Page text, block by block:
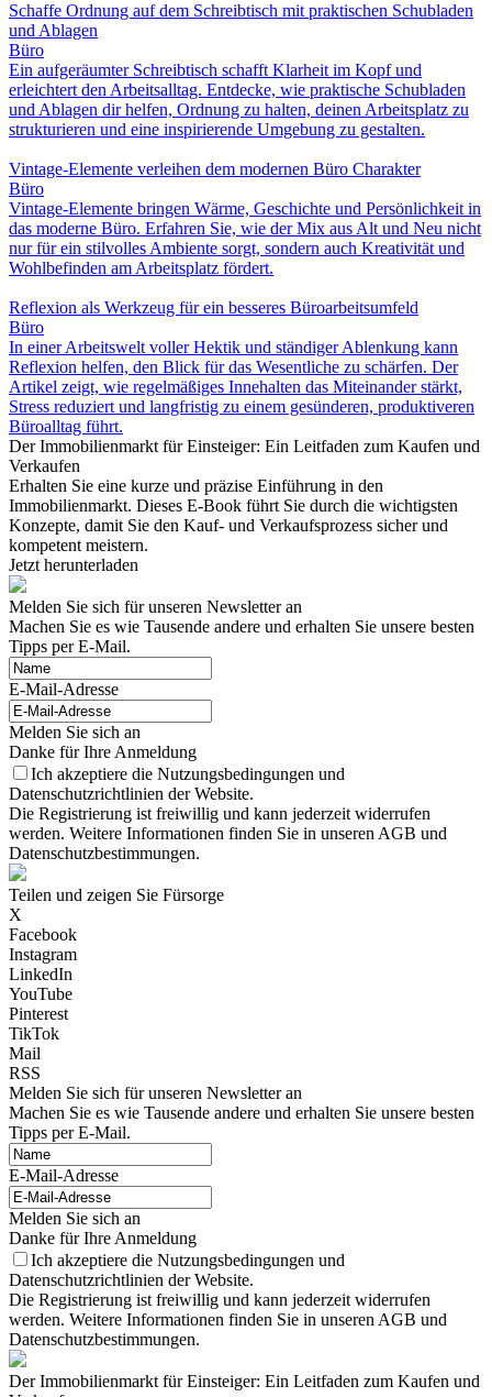
Schaffe Ordnung auf dem Schreibtisch mit praktischen Schubladen
und Ablagen
Büro
Ein aufgeräumter Schreibtisch schafft Klarheit im Kopf und
erleichtert den Arbeitsalltag. Entdecke, wie praktische Schubladen
und Ablagen dir helfen, Ordnung zu halten, deinen Arbeitsplatz zu
strukturieren und eine inspirierende Umgebung zu gestalten.
Vintage-Elemente verleihen dem modernen Büro Charakter
Büro
Vintage-Elemente bringen Wärme, Geschichte und Persönlichkeit in
das moderne Büro. Erfahren Sie, wie der Mix aus Alt und Neu nicht
nur für ein stilvolles Ambiente sorgt, sondern auch Kreativität und
Wohlbefinden am Arbeitsplatz fördert.
Reflexion als Werkzeug für ein besseres Büroarbeitsumfeld
Büro
In einer Arbeitswelt voller Hektik und ständiger Ablenkung kann
Reflexion helfen, den Blick für das Wesentliche zu schärfen. Der
Artikel zeigt, wie regelmäßiges Innehalten das Miteinander stärkt,
Stress reduziert und langfristig zu einem gesünderen, produktiveren
Büroalltag führt.
Der Immobilienmarkt für Einsteiger: Ein Leitfaden zum Kaufen und
Verkaufen
Erhalten Sie eine kurze und präzise Einführung in den
Immobilienmarkt. Dieses E-Book führt Sie durch die wichtigsten
Konzepte, damit Sie den Kauf- und Verkaufsprozess sicher und
kompetent meistern.
Jetzt herunterladen
Melden Sie sich für unseren Newsletter an
Machen Sie es wie Tausende andere und erhalten Sie unsere besten
Tipps per E-Mail.
E-Mail-Adresse
Melden Sie sich an
Danke für Ihre Anmeldung
Ich akzeptiere die Nutzungsbedingungen und
Datenschutzrichtlinien der Website.
Die Registrierung ist freiwillig und kann jederzeit widerrufen
werden. Weitere Informationen finden Sie in unseren AGB und
Datenschutzbestimmungen.
Teilen und zeigen Sie Fürsorge
X
Facebook
Instagram
LinkedIn
YouTube
Pinterest
TikTok
Mail
RSS
Melden Sie sich für unseren Newsletter an
Machen Sie es wie Tausende andere und erhalten Sie unsere besten
Tipps per E-Mail.
E-Mail-Adresse
Melden Sie sich an
Danke für Ihre Anmeldung
Ich akzeptiere die Nutzungsbedingungen und
Datenschutzrichtlinien der Website.
Die Registrierung ist freiwillig und kann jederzeit widerrufen
werden. Weitere Informationen finden Sie in unseren AGB und
Datenschutzbestimmungen.
Der Immobilienmarkt für Einsteiger: Ein Leitfaden zum Kaufen und